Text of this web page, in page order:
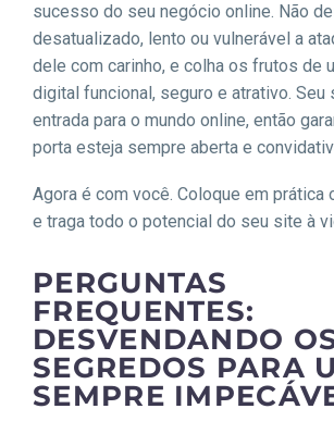
sucesso do seu negócio online. Não
desatualizado, lento ou vulnerável a
dele com carinho, e colha os frutos de
digital funcional, seguro e atrativo. Seu
entrada para o mundo online, então
porta esteja sempre aberta e
Agora é com você. Coloque em prática
e traga todo o potencial do seu site à
PERGUNTAS
FREQUENTES:
DESVENDANDO
SEGREDOS PARA
SEMPRE